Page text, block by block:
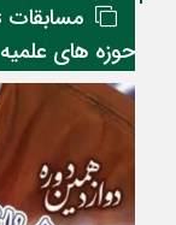
حوزه های علمیه